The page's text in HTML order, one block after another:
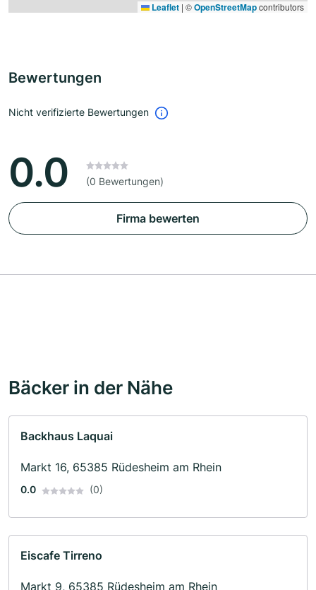
Leaflet | ©OpenStreetMapcontributors
Bewertungen
Nicht verifizierte Bewertungen
0.0 (0 Bewertungen)
Firma bewerten
Bäcker in der Nähe
Backhaus Laquai
Markt 16, 65385 Rüdesheim am Rhein
0.0 (0)
Eiscafe Tirreno
Markt 9, 65385 Rüdesheim am Rhein